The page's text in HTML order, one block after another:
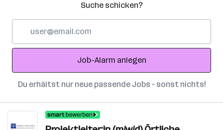
Suche schicken?
Adresse
Job-Alarm anlegen
Du erhältst nur neue passende Jobs – sonst nichts!